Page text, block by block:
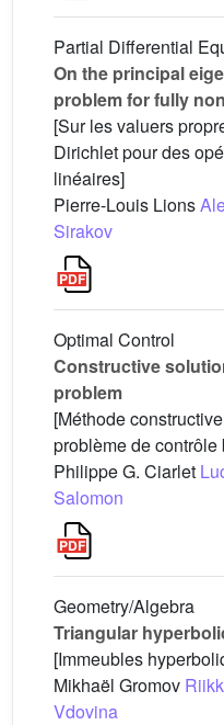
Partial Differential
On the principal
problem for fully
[Sur les valuers
Dirichlet pour des
linéaires]
Pierre-Louis Lions
Sirakov
Optimal Control
Constructive
problem
[Méthode
problème de
Philippe G. Ciarlet
Salomon
Geometry/Algebra
Triangular
[Immeubles
Mikhaël Gromov
Vdovina